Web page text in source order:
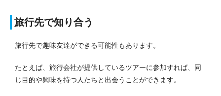
旅行先で知り合う
旅行先で趣味友達ができる可能性もあります。
たとえば、旅行会社が提供しているツアーに参加すれば、同
じ目的や興味を持つ人たちと出会うことができます。